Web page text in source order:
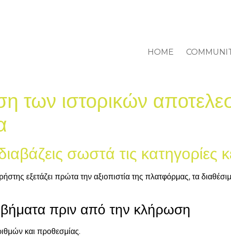
HOME
των ιστορικών
σωστά τις
εξετάζει πρώτα την αξιοπιστία της πλατφόρμας, τα
βήματα πριν από την κλήρωση
και προθεσμίας.